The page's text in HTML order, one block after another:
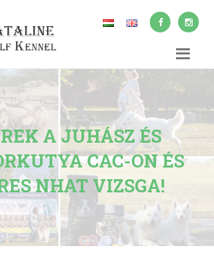
A JUHÁSZ ÉS
CAC-ON ÉS
NHAT VIZSGA!